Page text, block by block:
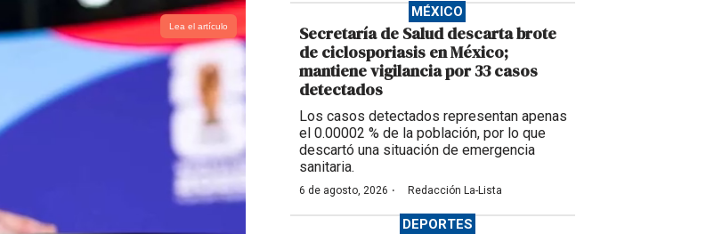
Lea el artículo
MÉXICO
Secretaría de Salud descarta brote
de ciclosporiasis en México;
mantiene vigilancia por 33 casos
detectados
Los casos detectados representan apenas
el 0.00002 % de la población, por lo que
descartó una situación de emergencia
sanitaria.
6 de agosto, 2026 · Redacción La-Lista
DEPORTES